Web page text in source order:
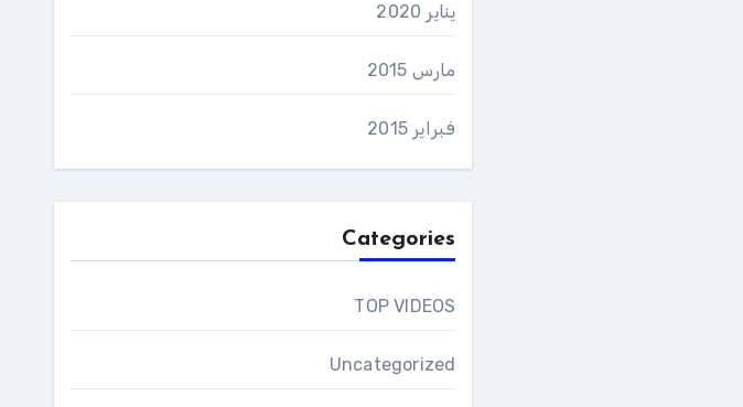
يناير 2020
مارس 2015
فبراير 2015
Categories
TOP VIDEOS
Uncategorized